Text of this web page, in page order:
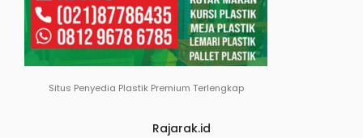
Situs Penyedia Plastik Premium Terlengkap
Rajarak.id